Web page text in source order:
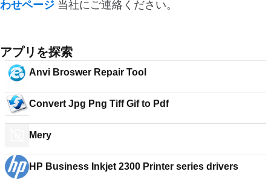
わせページ 当社にご連絡ください。
アプリを探索
Anvi Broswer Repair Tool
Convert Jpg Png Tiff Gif to Pdf
Mery
HP Business Inkjet 2300 Printer series drivers